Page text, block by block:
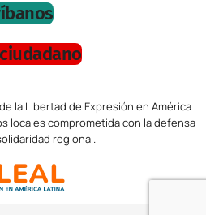
la Libertad de Expresión en América
locales comprometida con la defensa
regional.